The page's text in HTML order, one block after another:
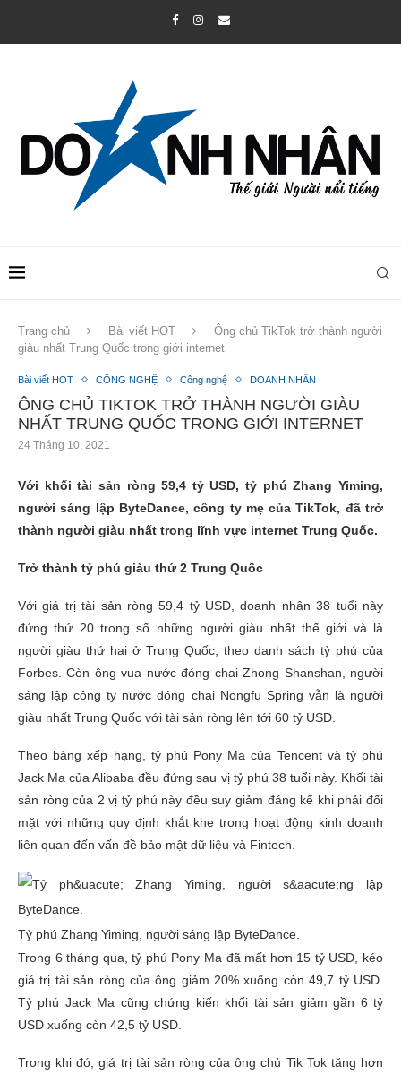
Trang chủ Bài viết HOT
Ông chủ TikTok trở thành người
giàu nhất Trung Quốc trong giới internet
Bài viết HOT CÔNG NGHỆ Công nghệ DOANH NHÂN
ÔNG CHỦ TIKTOK TRỞ THÀNH NGƯỜI GIÀU
NHẤT TRUNG QUỐC TRONG GIỚI INTERNET
24 Tháng 10, 2021
Với khối tài sản ròng 59,4 tỷ USD, tỷ phú Zhang Yiming,
người sáng lập ByteDance, công ty mẹ của TikTok, đã trở
thành người giàu nhất trong lĩnh vực internet Trung Quốc.
Trở thành tỷ phú giàu thứ 2 Trung Quốc
Với giá trị tài sản ròng 59,4 tỷ USD, doanh nhân 38 tuổi này
đứng thứ 20 trong số những người giàu nhất thế giới và là
người giàu thứ hai ở Trung Quốc, theo danh sách tỷ phú của
Forbes. Còn ông vua nước đóng chai Zhong Shanshan, người
sáng lập công ty nước đóng chai Nongfu Spring vẫn là người
giàu nhất Trung Quốc với tài sản ròng lên tới 60 tỷ USD.
Theo bảng xếp hạng, tỷ phú Pony Ma của Tencent và tỷ phú
Jack Ma của Alibaba đều đứng sau vị tỷ phú 38 tuổi này. Khối tài
sản ròng của 2 vị tỷ phú này đều suy giảm đáng kể khi phải đối
mặt với những quy định khắt khe trong hoạt động kinh doanh
liên quan đến vấn đề bảo mật dữ liệu và Fintech.
Tỷ phú Zhang Yiming, người sáng lập ByteDance.
Trong 6 tháng qua, tỷ phú Pony Ma đã mất hơn 15 tỷ USD, kéo
giá trị tài sản ròng của ông giảm 20% xuống còn 49,7 tỷ USD.
Tỷ phú Jack Ma cũng chứng kiến khối tài sản giảm gần 6 tỷ
USD xuống còn 42,5 tỷ USD.
Trong khi đó, giá trị tài sản ròng của ông chủ Tik Tok tăng hơn